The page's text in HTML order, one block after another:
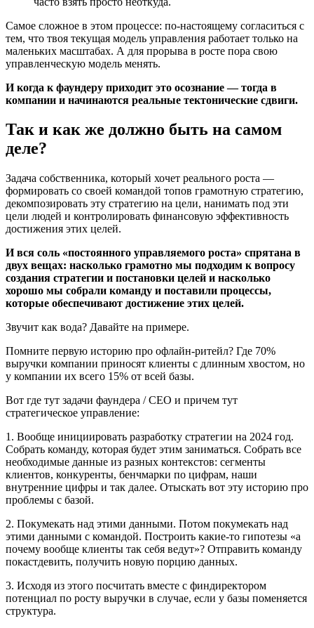
Самое сложное в этом процессе: по-настоящему согласиться с
тем, что твоя текущая модель управления работает только на
маленьких масштабах. А для прорыва в росте пора свою
управленческую модель менять.
И когда к фаундеру приходит это осознание — тогда в
компании и начинаются реальные тектонические сдвиги.
Так и как же должно быть на самом
деле?
Задача собственника, который хочет реального роста —
формировать со своей командой топов грамотную стратегию,
декомпозировать эту стратегию на цели, нанимать под эти
цели людей и контролировать финансовую эффективность
достижения этих целей.
И вся соль «постоянного управляемого роста» спрятана в
двух вещах: насколько грамотно мы подходим к вопросу
создания стратегии и постановки целей и насколько
хорошо мы собрали команду и поставили процессы,
которые обеспечивают достижение этих целей.
Звучит как вода? Давайте на примере.
Помните первую историю про офлайн-ритейл? Где 70%
выручки компании приносят клиенты с длинным хвостом, но
у компании их всего 15% от всей базы.
Вот где тут задачи фаундера / CEO и причем тут
стратегическое управление:
1. Вообще инициировать разработку стратегии на 2024 год.
Собрать команду, которая будет этим заниматься. Собрать все
необходимые данные из разных контекстов: сегменты
клиентов, конкуренты, бенчмарки по цифрам, наши
внутренние цифры и так далее. Отыскать вот эту историю про
проблемы с базой.
2. Покумекать над этими данными. Потом покумекать над
этими данными с командой. Построить какие-то гипотезы «а
почему вообще клиенты так себя ведут»? Отправить команду
покастдевить, получить новую порцию данных.
3. Исходя из этого посчитать вместе с финдиректором
потенциал по росту выручки в случае, если у базы поменяется
структура.